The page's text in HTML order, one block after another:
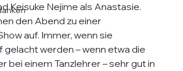
Keisuke Nejime als Anastasie.
den Abend zu einer
auf. Immer, wenn sie
gelacht werden – wenn etwa die
bei einem Tanzlehrer – sehr gut in